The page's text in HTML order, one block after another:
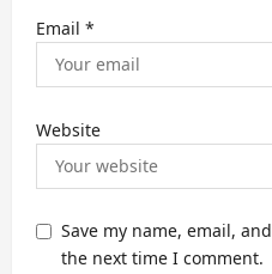
Email *
Website
Save my name, email,
the next time I comment.